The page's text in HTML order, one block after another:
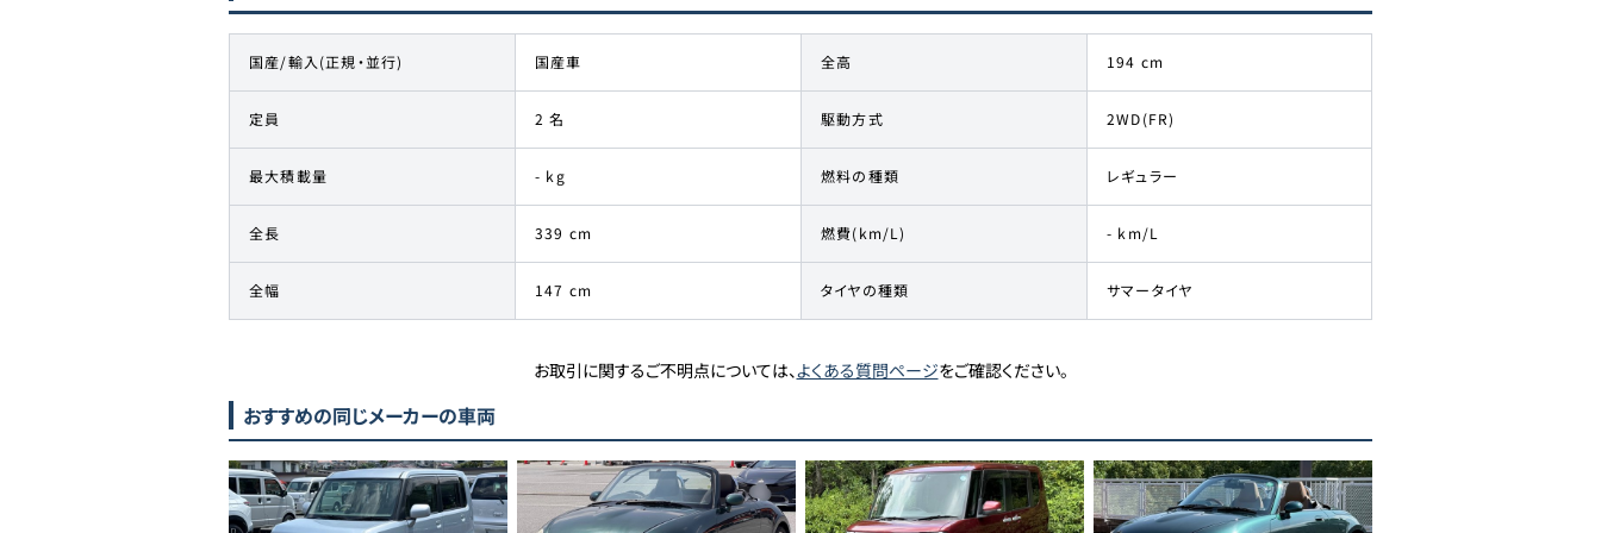
国産/輸入(正規・並行) 国産車
定員 2 名
最大積載量 - kg
全長 339 cm
全幅 147 cm
全高 194 cm
駆動方式 2WD(FR)
燃料の種類 レギュラー
燃費(km/L) - km/L
タイヤの種類 サマータイヤ
お取引に関するご不明点については、よくある質問ページをご確認ください。
おすすめの同じメーカーの車両